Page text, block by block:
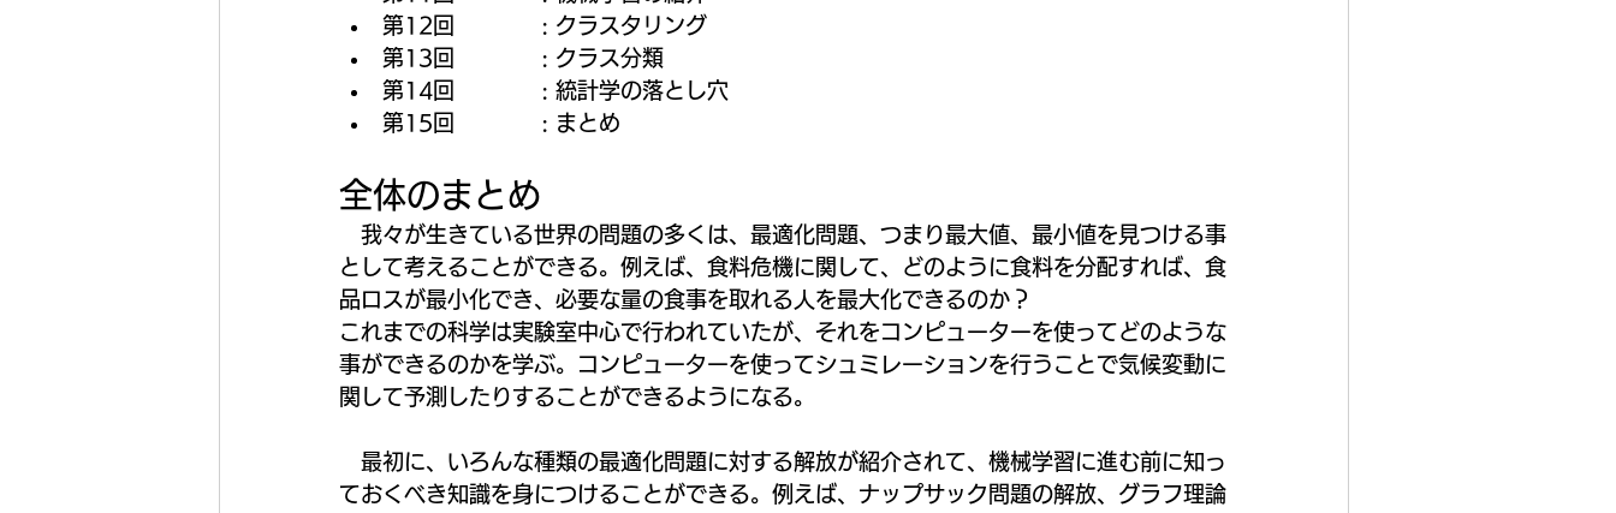
第12回            : クラスタリング
第13回            : クラス分類
第14回            : 統計学の落とし穴
第15回            : まとめ
全体のまとめ
我々が生きている世界の問題の多くは、最適化問題、つまり最大値、最小値を見つける事
として考えることができる。例えば、食料危機に関して、どのように食料を分配すれば、食
品ロスが最小化でき、必要な量の食事を取れる人を最大化できるのか？
これまでの科学は実験室中心で行われていたが、それをコンピューターを使ってどのような
事ができるのかを学ぶ。コンピューターを使ってシュミレーションを行うことで気候変動に
関して予測したりすることができるようになる。
最初に、いろんな種類の最適化問題に対する解放が紹介されて、機械学習に進む前に知っ
ておくべき知識を身につけることができる。例えば、ナップサック問題の解放、グラフ理論